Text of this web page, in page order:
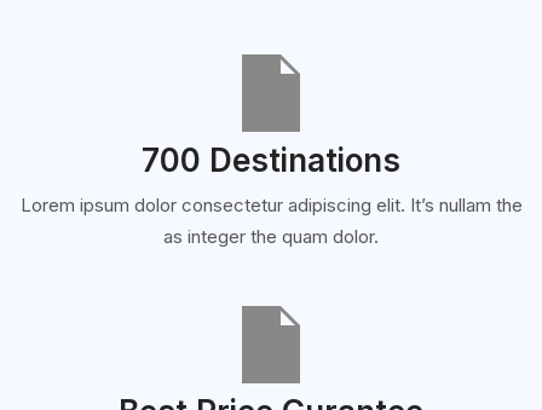
700 Destinations
Lorem ipsum dolor consectetur adipiscing elit. It’s nullam the
as integer the quam dolor.